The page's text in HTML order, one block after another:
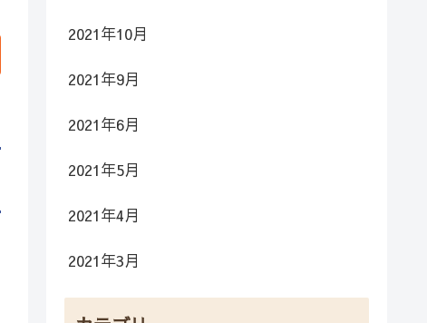
2021年10月
2021年9月
2021年6月
2021年5月
2021年4月
2021年3月